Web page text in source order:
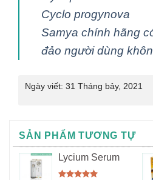
Cyclo progynova
Samya chính hãng
đảo người dùng
Ngày viết: 31 Tháng bảy, 2021
SẢN PHẨM TƯƠNG TỰ
Lycium Serum